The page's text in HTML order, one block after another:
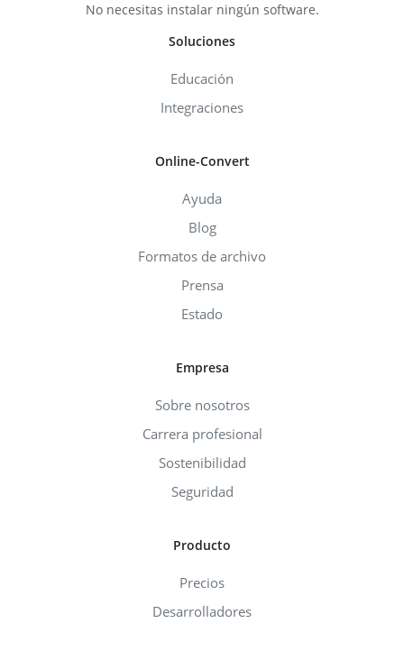
No necesitas instalar ningún software.
Soluciones
Educación
Integraciones
Online-Convert
Ayuda
Blog
Formatos de archivo
Prensa
Estado
Empresa
Sobre nosotros
Carrera profesional
Sostenibilidad
Seguridad
Producto
Precios
Desarrolladores